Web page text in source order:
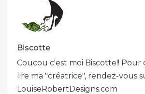
Biscotte
Coucou c'est moi Biscotte!! Pour
lire ma "créatrice", rendez-vous
LouiseRobertDesigns.com